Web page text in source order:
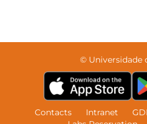
© Universidade
Contacts Intranet